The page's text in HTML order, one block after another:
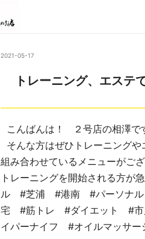
2021-05-17
トレーニング、エステ
こんばんは！ ２号店の相澤
そんな方はぜひトレーニング
組み合わせているメニューがご
トレーニングを開始される方
ル #芝浦 #港南 #パーソナル
宅 #筋トレ #ダイエット #
イパーナイフ #オイルマッサ